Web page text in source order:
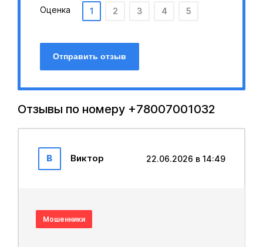
Оценка 1 2 3 4 5
Отправить отзыв
Отзывы по номеру +78007001032
В Виктор 22.06.2026 в 14:49
Мошенники